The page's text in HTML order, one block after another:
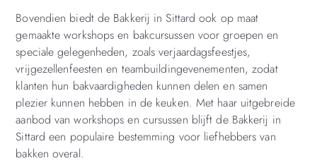
Bovendien biedt de Bakkerij in Sittard ook op maat
gemaakte workshops en bakcursussen voor groepen en
speciale gelegenheden, zoals verjaardagsfeestjes,
vrijgezellenfeesten en teambuildingevenementen, zodat
klanten hun bakvaardigheden kunnen delen en samen
plezier kunnen hebben in de keuken. Met haar uitgebreide
aanbod van workshops en cursussen blijft de Bakkerij in
Sittard een populaire bestemming voor liefhebbers van
bakken overal.